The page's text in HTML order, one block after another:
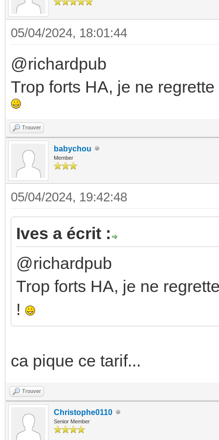
05/04/2024, 18:01:44
@richardpub
Trop forts HA, je ne
Trouver
babychou
Member
05/04/2024, 19:42:48
Ives a écrit :
@richardpub
Trop forts HA, je ne
!
ca pique ce tarif...
Trouver
Christophe0110
Senior Member